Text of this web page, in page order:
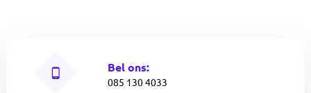
Bel ons:
085 130 4033